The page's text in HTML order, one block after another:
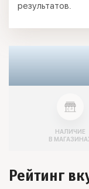
результатов.
НАЛИЧИЕ
В
Рейтинг